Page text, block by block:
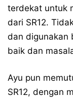
terdekat untuk
dari SR12.
dan digunakan
baik dan
Ayu pun
SR12, dengan